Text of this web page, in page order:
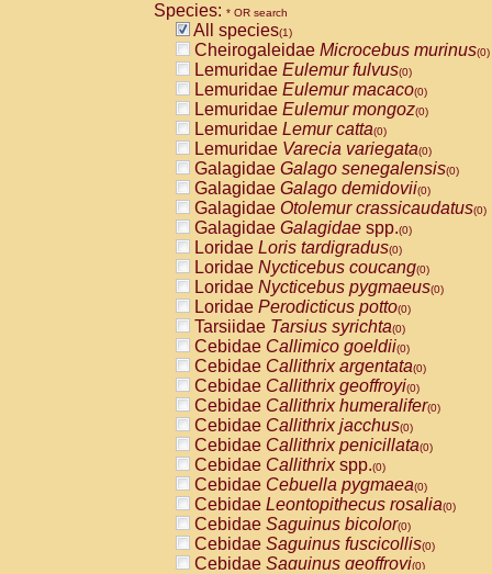
Species: * OR search
All species(1)
Cheirogaleidae Microcebus murinus(0)
Lemuridae Eulemur fulvus(0)
Lemuridae Eulemur macaco(0)
Lemuridae Eulemur mongoz(0)
Lemuridae Lemur catta(0)
Lemuridae Varecia variegata(0)
Galagidae Galago senegalensis(0)
Galagidae Galago demidovii(0)
Galagidae Otolemur crassicaudatus(0)
Galagidae Galagidae spp.(0)
Loridae Loris tardigradus(0)
Loridae Nycticebus coucang(0)
Loridae Nycticebus pygmaeus(0)
Loridae Perodicticus potto(0)
Tarsiidae Tarsius syrichta(0)
Cebidae Callimico goeldii(0)
Cebidae Callithrix argentata(0)
Cebidae Callithrix geoffroyi(0)
Cebidae Callithrix humeralifer(0)
Cebidae Callithrix jacchus(0)
Cebidae Callithrix penicillata(0)
Cebidae Callithrixspp.(0)
Cebidae Cebuella pygmaea(0)
Cebidae Leontopithecus rosalia(0)
Cebidae Saguinus bicolor(0)
Cebidae Saguinus fuscicollis(0)
Cebidae Saguinus geoffroyi(0)